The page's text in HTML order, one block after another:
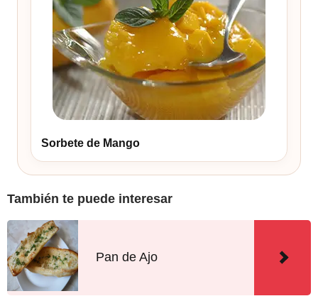
Sorbete de Mango
También te puede interesar
Pan de Ajo